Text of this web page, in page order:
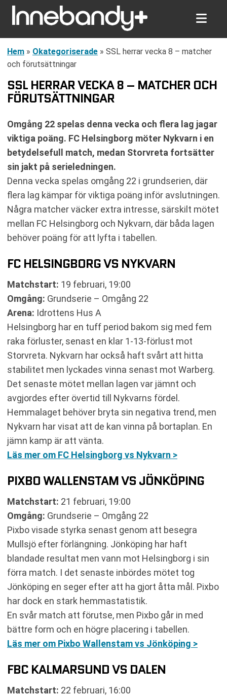
Hem » Okategoriserade » SSL herrar vecka 8 – matcher
och förutsättningar
SSL HERRAR VECKA 8 – MATCHER OCH
FÖRUTSÄTTNINGAR
Omgång 22 spelas denna vecka och flera lag jagar
viktiga poäng. FC Helsingborg möter Nykvarn i en
betydelsefull match, medan Storvreta fortsätter
sin jakt på serieledningen.
Denna vecka spelas omgång 22 i grundserien, där
flera lag kämpar för viktiga poäng inför avslutningen.
Några matcher väcker extra intresse, särskilt mötet
mellan FC Helsingborg och Nykvarn, där båda lagen
behöver poäng för att lyfta i tabellen.
FC HELSINGBORG VS NYKVARN
Matchstart: 19 februari, 19:00
Omgång: Grundserie – Omgång 22
Arena: Idrottens Hus A
Helsingborg har en tuff period bakom sig med fem
raka förluster, senast en klar 1-13-förlust mot
Storvreta. Nykvarn har också haft svårt att hitta
stabilitet men lyckades vinna senast mot Warberg.
Det senaste mötet mellan lagen var jämnt och
avgjordes efter övertid till Nykvarns fördel.
Hemmalaget behöver bryta sin negativa trend, men
Nykvarn har visat att de kan vinna på bortaplan. En
jämn kamp är att vänta.
Läs mer om FC Helsingborg vs Nykvarn >
PIXBO WALLENSTAM VS JÖNKÖPING
Matchstart: 21 februari, 19:00
Omgång: Grundserie – Omgång 22
Pixbo visade styrka senast genom att besegra
Mullsjö efter förlängning. Jönköping har haft
blandade resultat men vann mot Helsingborg i sin
förra match. I det senaste inbördes mötet tog
Jönköping en seger efter att ha gjort åtta mål. Pixbo
har dock en stark hemmastatistik.
En svår match att förutse, men Pixbo går in med
bättre form och en högre placering i tabellen.
Läs mer om Pixbo Wallenstam vs Jönköping >
FBC KALMARSUND VS DALEN
Matchstart: 22 februari, 16:00